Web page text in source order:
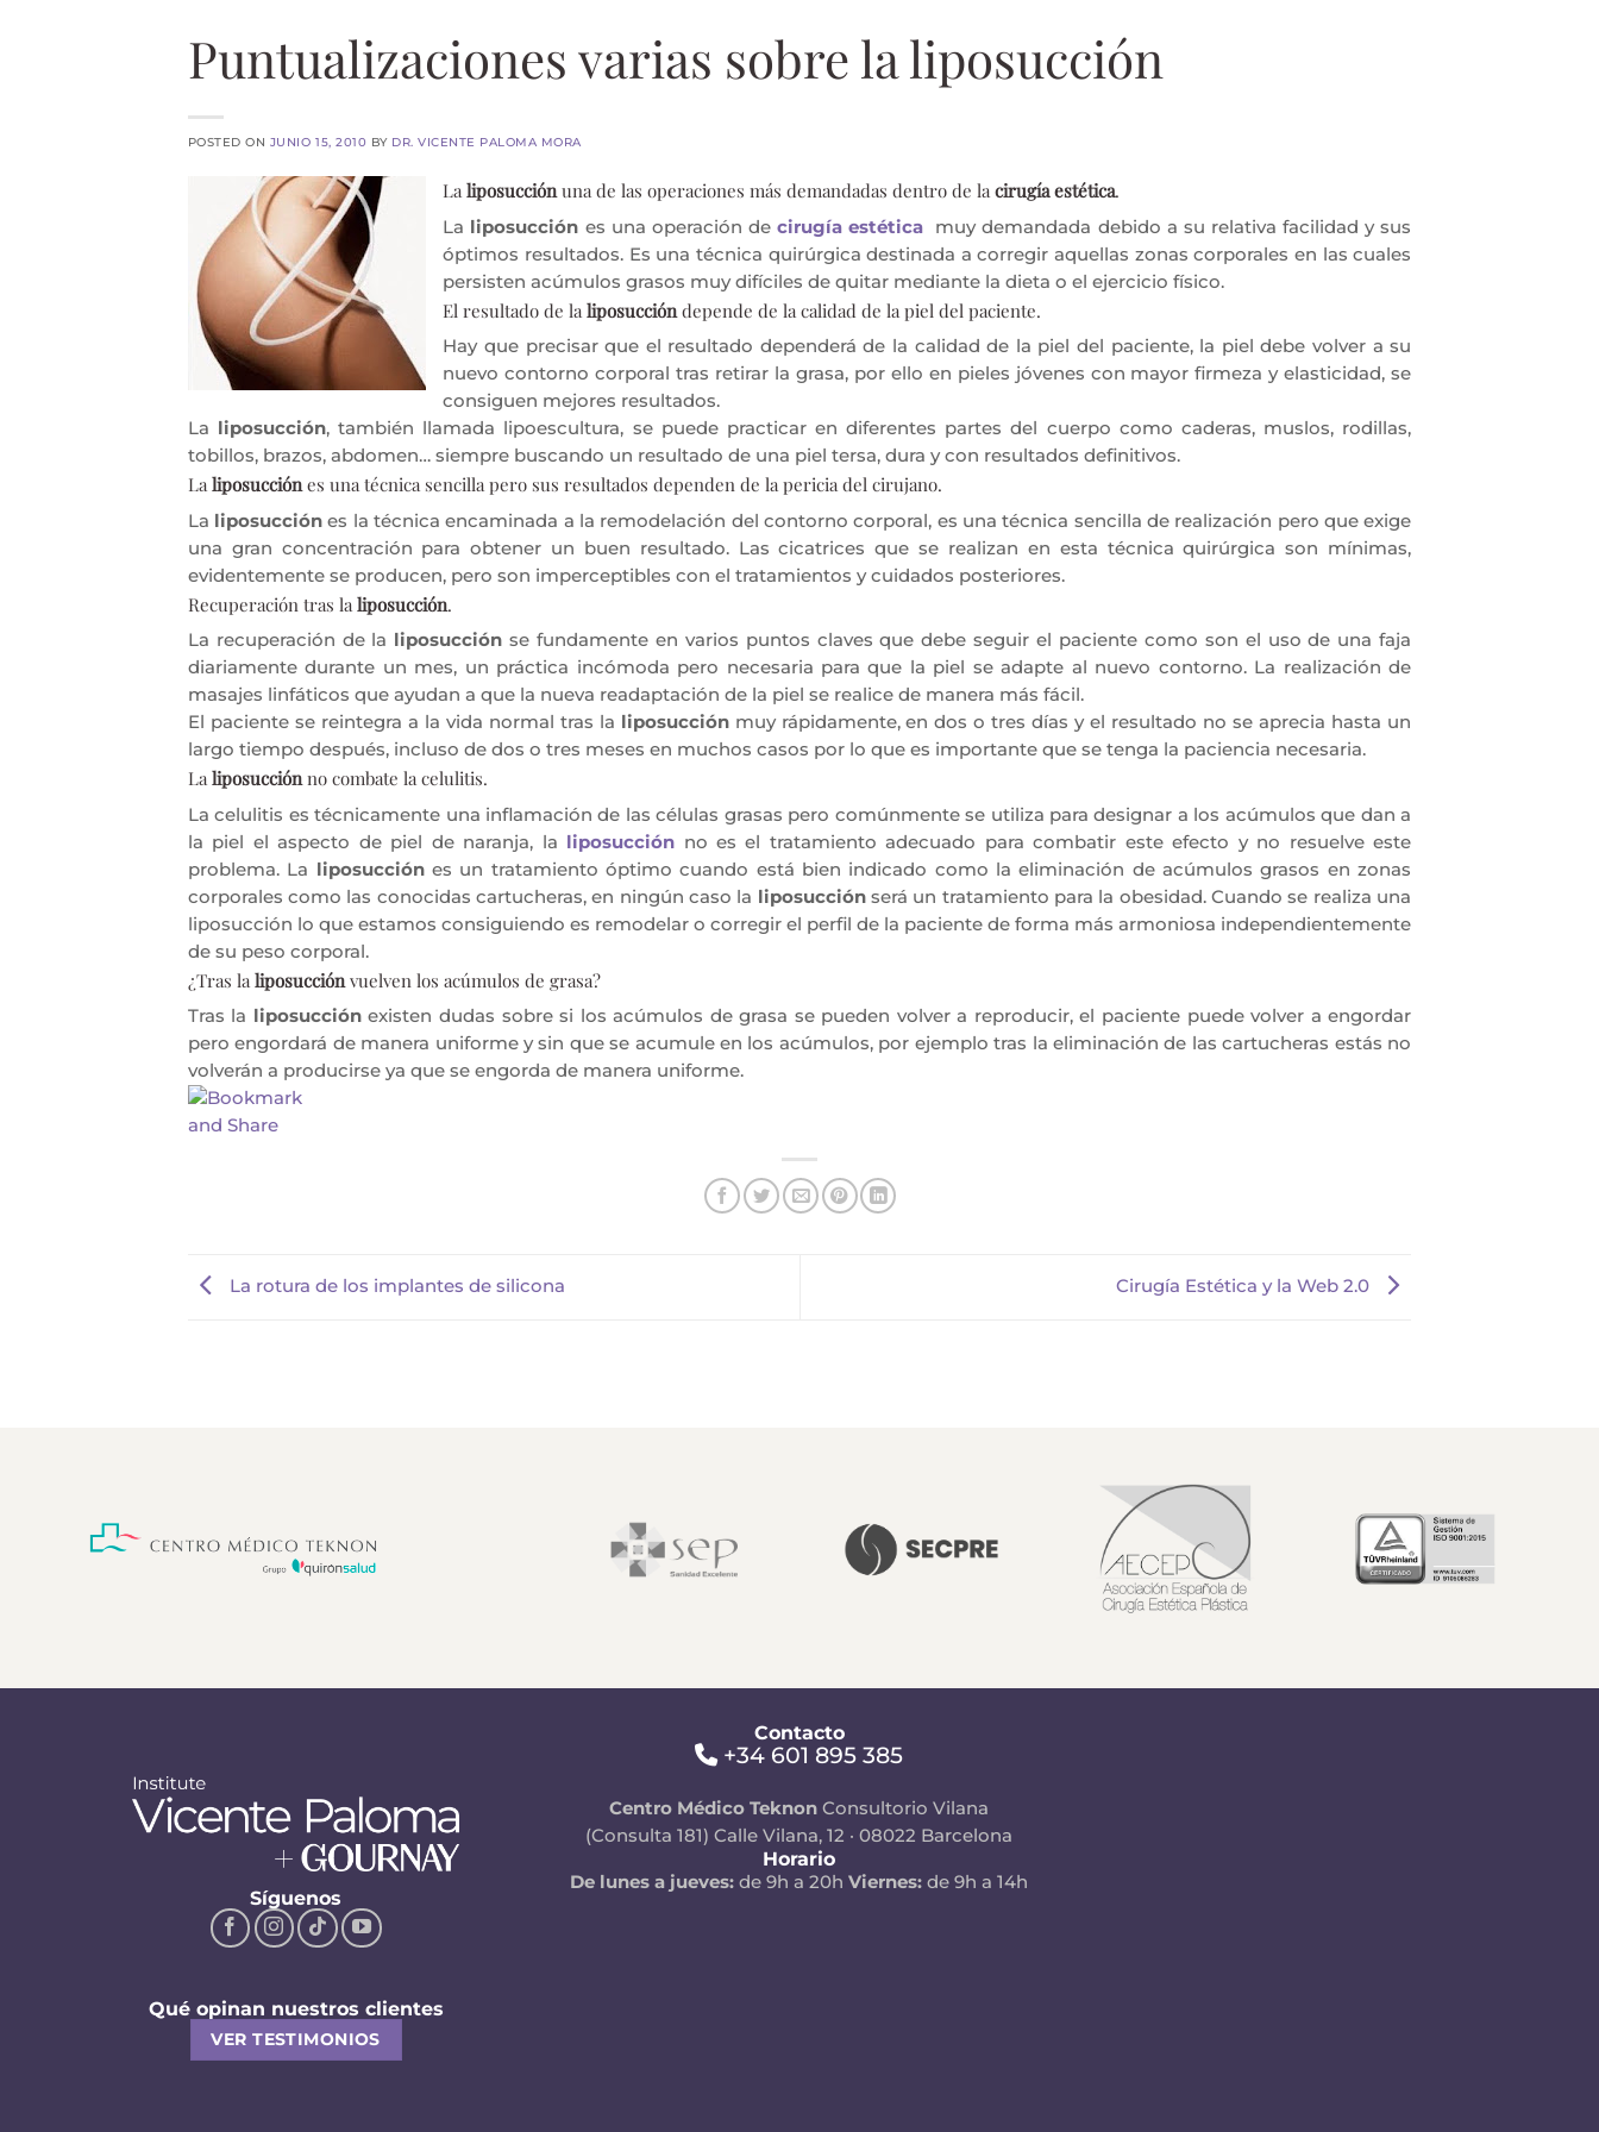
Puntualizaciones varias sobre la liposucción
POSTED ON JUNIO 15, 2010 BY DR. VICENTE PALOMA MORA
Laliposucciónuna de las operaciones más demandadas dentro de lacirugía estética.
La liposucción es una operación decirugía estética
muy demandada debido a su relativa facilidad y sus
óptimos resultados. Es una técnica quirúrgica destinada a corregir aquellas zonas corporales en las cuales
persisten acúmulos grasos muy difíciles de quitar mediante la dieta o el ejercicio físico.
El resultado de laliposucción depende de la calidad de la piel del paciente.
Hay que precisar que el resultado dependerá de la calidad de la piel del paciente, la piel debe volver a su
nuevo contorno corporal tras retirar la grasa, por ello en pieles jóvenes con mayor firmeza y elasticidad, se
consiguen mejores resultados.
La liposucción, también llamada lipoescultura, se puede practicar en diferentes partes del cuerpo como caderas, muslos, rodillas,
tobillos, brazos, abdomen… siempre buscando un resultado de una piel tersa, dura y con resultados definitivos.
Laliposucciónes una técnica sencilla pero sus resultados dependen de la pericia del cirujano.
La liposucción es la técnica encaminada a la remodelación del contorno corporal, es una técnica sencilla de realización pero que exige
una gran concentración para obtener un buen resultado. Las cicatrices que se realizan en esta técnica quirúrgica son mínimas,
evidentemente se producen, pero son imperceptibles con el tratamientos y cuidados posteriores.
Recuperación tras la liposucción.
La recuperación de la liposucción se fundamente en varios puntos claves que debe seguir el paciente como son el uso de una faja
diariamente durante un mes, un práctica incómoda pero necesaria para que la piel se adapte al nuevo contorno. La realización de
masajes linfáticos que ayudan a que la nueva readaptación de la piel se realice de manera más fácil.
El paciente se reintegra a la vida normal tras la liposucciónmuy rápidamente, en dos o tres días y el resultado no se aprecia hasta un
largo tiempo después, incluso de dos o tres meses en muchos casos por lo que es importante que se tenga la paciencia necesaria.
Laliposucciónno combate la celulitis.
La celulitis es técnicamente una inflamación de las células grasas pero comúnmente se utiliza para designar a los acúmulos que dan a
la piel el aspecto de piel de naranja, la liposucción no es el tratamiento adecuado para combatir este efecto y no resuelve este
problema. La liposucciónes un tratamiento óptimo cuando está bien indicado como la eliminación de acúmulos grasos en zonas
corporales como las conocidas cartucheras, en ningún caso la liposucciónserá un tratamiento para la obesidad. Cuando se realiza una
liposucción lo que estamos consiguiendo es remodelar o corregir el perfil de la paciente de forma más armoniosa independientemente
de su peso corporal.
¿Tras la liposucciónvuelven los acúmulos de grasa?
Tras la liposucciónexisten dudas sobre si los acúmulos de grasa se pueden volver a reproducir, el paciente puede volver a engordar
pero engordará de manera uniforme y sin que se acumule en los acúmulos, por ejemplo tras la eliminación de las cartucheras estás no
volverán a producirse ya que se engorda de manera uniforme.
La rotura de los implantes de silicona Cirugía Estética y la Web 2.0
Síguenos
Qué opinan nuestros clientes
VER TESTIMONIOS
Contacto
+34 601 895 385
Centro Médico Teknon Consultorio Vilana
(Consulta 181)Calle Vilana, 12 · 08022 Barcelona
Horario
De lunes a jueves: de 9h a 20hViernes: de 9h a 14h